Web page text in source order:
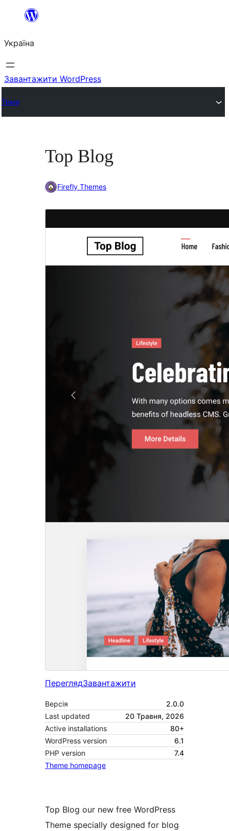
Перейти
вмісту
Україна
Завантажити WordPress
Теми
Top Blog
Firefly Themes
ПереглядЗавантажити
Версія
2.0.0
Last updated
20 Травня, 2026
Active installations
80+
WordPress version
6.1
PHP version
7.4
Theme homepage
Top Blog our new free WordPress
Theme specially designed for blog